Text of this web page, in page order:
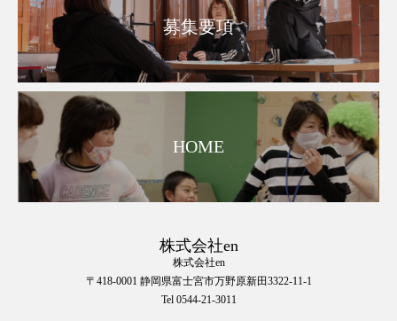
募集要項
HOME
株式会社en
株式会社en
〒418-0001 静岡県富士宮市万野原新田3322-11-1
Tel 0544-21-3011